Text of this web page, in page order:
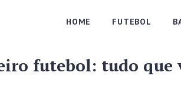
HOME FUTEBOL
futebol: tudo que